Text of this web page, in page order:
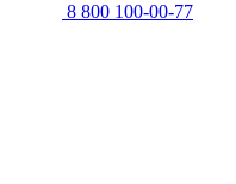
8 800 100-00-77